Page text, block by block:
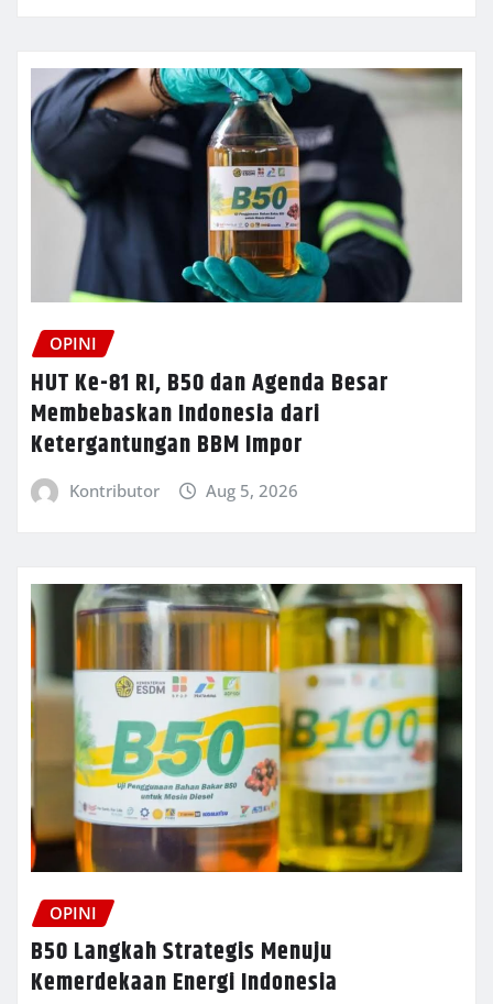
OPINI
HUT Ke-81 RI, B50 dan Agenda Besar
Membebaskan Indonesia dari
Ketergantungan BBM Impor
Kontributor Aug 5, 2026
OPINI
B50 Langkah Strategis Menuju
Kemerdekaan Energi Indonesia